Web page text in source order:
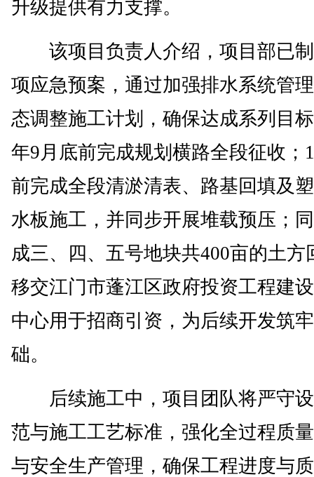
升级提供有力支撑。
该项目负责人介绍，项目部已
项应急预案，通过加强排水系统管
态调整施工计划，确保达成系列目
年9月底前完成规划横路全段征收；
前完成全段清淤清表、路基回填及
水板施工，并同步开展堆载预压；
成三、四、五号地块共400亩的土方
移交江门市蓬江区政府投资工程建
中心用于招商引资，为后续开发筑
础。
后续施工中，项目团队将严守
范与施工工艺标准，强化全过程质
与安全生产管理，确保工程进度与